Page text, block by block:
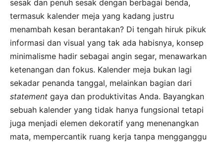
sesak dan penuh sesak dengan berbagai benda,
termasuk kalender meja yang kadang justru
menambah kesan berantakan? Di tengah hiruk pikuk
informasi dan visual yang tak ada habisnya, konsep
minimalisme hadir sebagai angin segar, menawarkan
ketenangan dan fokus. Kalender meja bukan lagi
sekadar penanda tanggal, melainkan bagian dari
statement gaya dan produktivitas Anda. Bayangkan
sebuah kalender yang tidak hanya fungsional tetapi
juga menjadi elemen dekoratif yang menenangkan
mata, mempercantik ruang kerja tanpa mengganggu